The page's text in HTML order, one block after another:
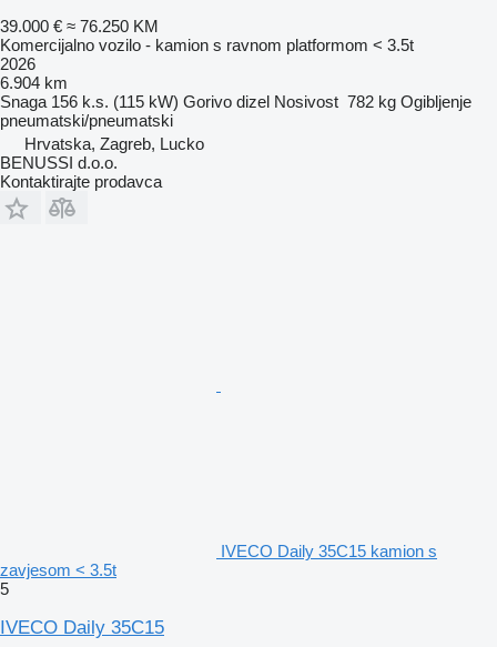
39.000 € ≈ 76.250 KM
Komercijalno vozilo - kamion s ravnom platformom < 3.5t
2026
6.904 km
Snaga 156 k.s. (115 kW) Gorivo dizel Nosivost 782 kg Ogibljenje
pneumatski/pneumatski
Hrvatska, Zagreb, Lucko
BENUSSI d.o.o.
Kontaktirajte prodavca
IVECO Daily 35C15 kamion s
zavjesom < 3.5t
5
IVECO Daily 35C15